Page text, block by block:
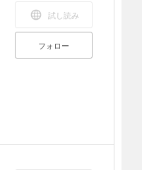
試し読み
フォロー